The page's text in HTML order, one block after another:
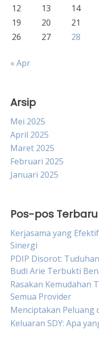
12
13 14
19
20 21
26
27 28
« Apr
Arsip
Mei 2025
April 2025
Maret 2025
Februari 2025
Januari 2025
Pos-pos Terbaru
Kerjasama yang
Sinergi
PDIP Disorot:
Budi Arie Terbukti
Rasakan Kemudahan
Semua Provider
Menciptakan Peluang
Keluaran SDY: Apa